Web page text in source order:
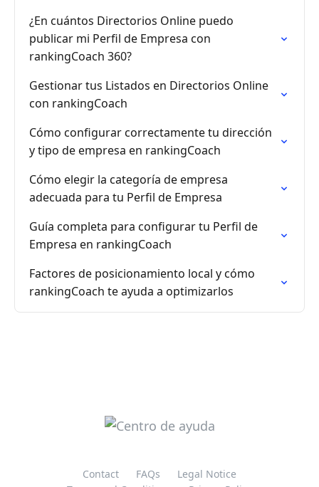
¿En cuántos Directorios Online puedo
publicar mi Perfil de Empresa con
rankingCoach 360?
Gestionar tus Listados en Directorios Online
con rankingCoach
Cómo configurar correctamente tu dirección
y tipo de empresa en rankingCoach
Cómo elegir la categoría de empresa
adecuada para tu Perfil de Empresa
Guía completa para configurar tu Perfil de
Empresa en rankingCoach
Factores de posicionamiento local y cómo
rankingCoach te ayuda a optimizarlos
Contact FAQs
Legal Notice